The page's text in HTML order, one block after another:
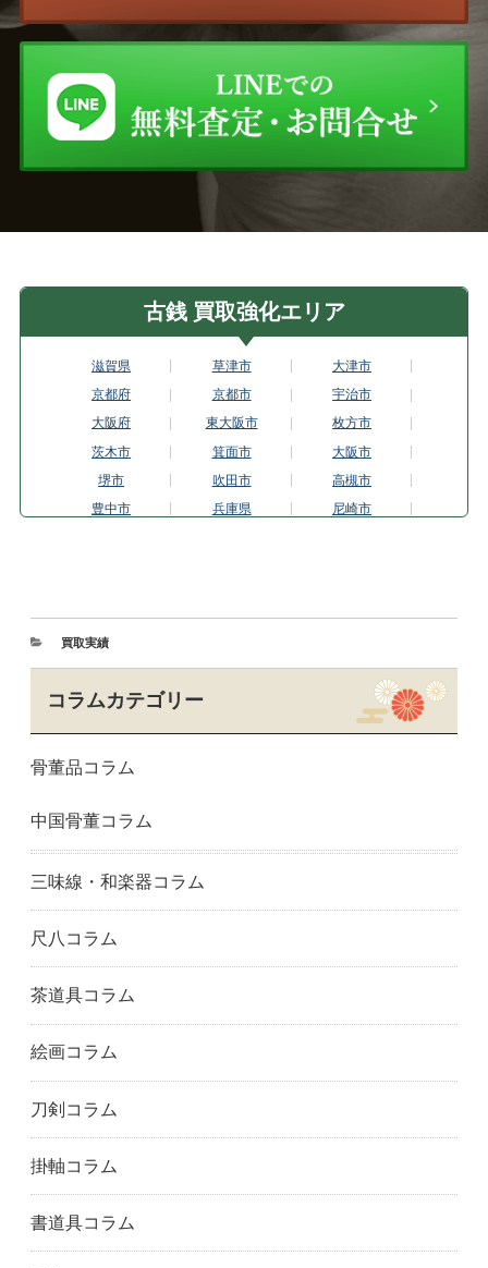
古銭 買取強化エリア
滋賀県 草津市
大津市
京都府
京都市
宇治市
大阪府
東大阪市
枚方市
茨木市
箕面市
大阪市
堺市
吹田市
高槻市
豊中市
兵庫県
尼崎市
岐阜県
岐阜市
愛知県
一宮市
三重県
四日市市
埼玉県
川口市
さいたま市
千葉県
江戸川区
葛飾区
江東区
町田市
目黒区
練馬区
西東京市
大田区
世田谷区
新宿区
杉並区
中央区
北区
藤沢市
鎌倉市
川崎市
相模原市
筑紫野市
福岡市
春日市
糟屋郡
大野城市
熊本県
熊本市
大分市
佐賀市
長崎県 長崎市
買取実績
コラムカテゴリー
骨董品コラム
中国骨董コラム
三味線・和楽器コラム
尺八コラム
茶道具コラム
絵画コラム
刀剣コラム
掛軸コラム
書道具コラム